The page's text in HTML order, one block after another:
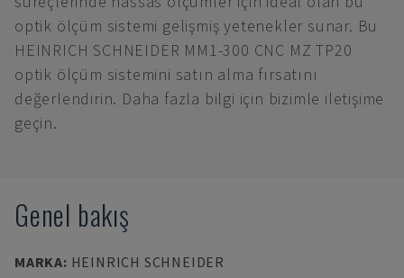
optik ölçüm sistemi gelişmiş yetenekler sunar. Bu
HEINRICH SCHNEIDER MM1-300 CNC MZ TP20
optik ölçüm sistemini satın alma fırsatını
değerlendirin. Daha fazla bilgi için bizimle iletişime
geçin.
Genel bakış
MARKA: HEINRICH SCHNEIDER